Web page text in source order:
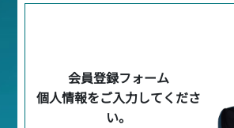
会員登録フォーム
個人情報をご入力してくださ
い。